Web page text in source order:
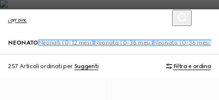
Bambino
NEONATO Neonati (0-12 mesi) Neonata (0-36 mesi) Neonato (0-36 mesi)
257 Articoli ordinati per Suggeriti Filtra e ordina